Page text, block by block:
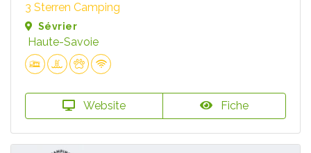
3 Sterren Camping
Sévrier
Haute-Savoie
Website Fiche